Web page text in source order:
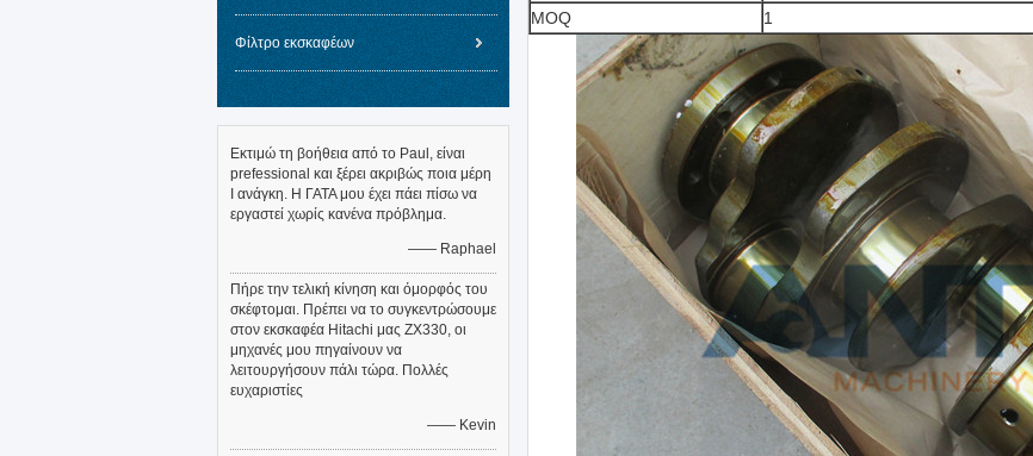
Φίλτρο εκσκαφέων
Εκτιμώ τη βοήθεια από το Paul, είναι
prefessional και ξέρει ακριβώς ποια μέρη
Ι ανάγκη. Η ΓΑΤΑ μου έχει πάει πίσω να
εργαστεί χωρίς κανένα πρόβλημα.
—— Raphael
Πήρε την τελική κίνηση και όμορφός του
σκέφτομαι. Πρέπει να το συγκεντρώσουμε
στον εκσκαφέα Hitachi μας ZX330, οι
μηχανές μου πηγαίνουν να
λειτουργήσουν πάλι τώρα. Πολλές
ευχαριστίες
—— Kevin
MOQ
1